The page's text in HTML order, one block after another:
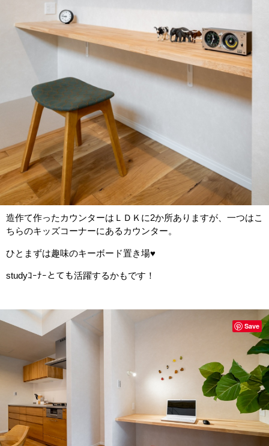
造作て作ったカウンターはＬＤＫに2か所ありますが、一つはこ
ちらのキッズコーナーにあるカウンター。
ひとまずは趣味のキーボード置き場♥
studyｺｰﾅｰとても活躍するかもです！
Save